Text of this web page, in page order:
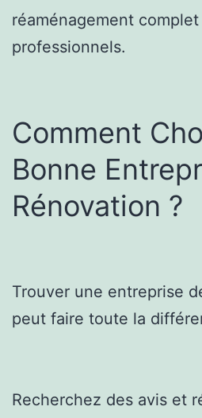
réaménagement
professionnels.
Comment
Bonne
Rénovation ?
Trouver une entreprise
peut faire toute la
Recherchez des avis et